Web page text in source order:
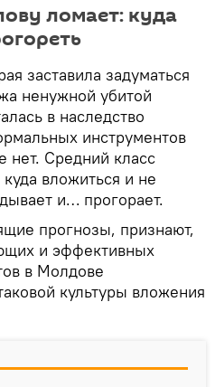
ломает: куда
заставила задуматься
ненужной убитой
в наследство
инструментов
нет. Средний класс
вложиться и не
и… прогорает.
прогнозы, признают,
и эффективных
в Молдове
культуры вложения